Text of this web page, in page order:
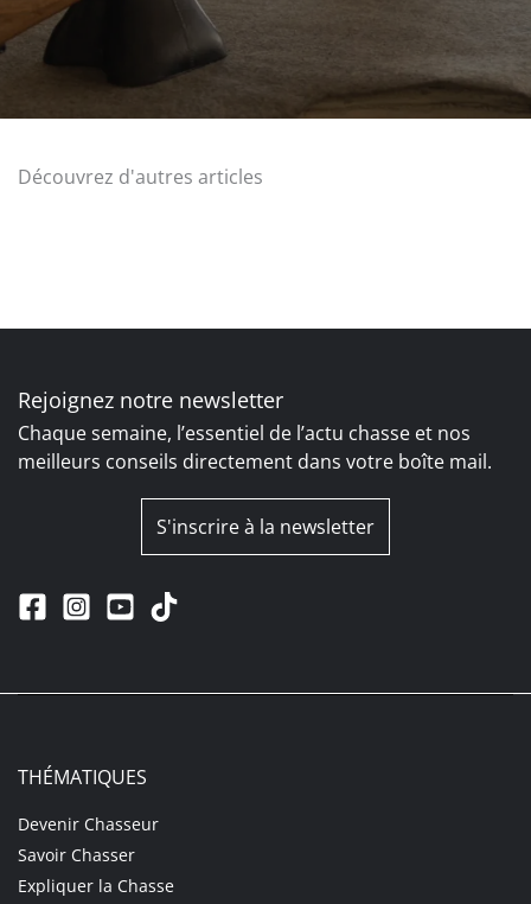
Découvrez d'autres articles
Rejoignez notre newsletter
Chaque semaine, l’essentiel de l’actu chasse et nos
meilleurs conseils directement dans votre boîte mail.
S'inscrire à la newsletter
THÉMATIQUES
Devenir Chasseur
Savoir Chasser
Expliquer la Chasse